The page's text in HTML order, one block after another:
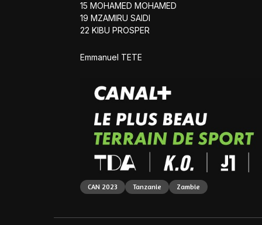
15 MOHAMED MOHAMED
19 MZAMIRU SAIDI
22 KIBU PROSPER
Emmanuel TETE
CAN 2023 Tanzanie Zambie